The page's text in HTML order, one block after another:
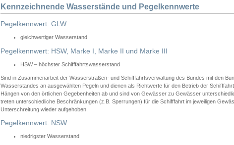
Kennzeichnende Wasserstände und Pegelkennwerte
Pegelkennwert: GLW
gleichwertiger Wasserstand
Pegelkennwert: HSW, Marke I, Marke II und Marke III
HSW – höchster Schifffahrtswasserstand
Sind in Zusammenarbeit der Wasserstraßen- und Schifffahrtsverwaltung des Bundes mit den
Wasserstandes an ausgewählten Pegeln und dienen als Richtwerte für den Betrieb der
Hängen von den örtlichen Gegebenheiten ab und sind von Gewässer zu Gewässer
treten unterschiedliche Beschränkungen (z.B. Sperrungen) für die Schifffahrt im jeweiligen
Unterschreitung wieder aufgehoben.
Pegelkennwert: NSW
niedrigster Wasserstand